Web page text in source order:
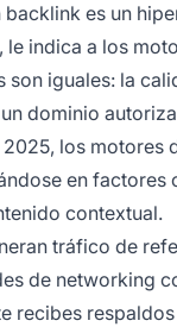
es un
indica a los
iguales: la
dominio
los motores
en factores
contextual.
tráfico de
de networking
recibes